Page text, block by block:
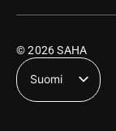
© 2026 SAHA
Suomi
English